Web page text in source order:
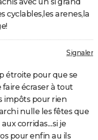
cyclables,les arenes,la
Signaler
étroite pour que se
faire écraser à tout
impôts pour rien
nulle les fêtes que
corridas....si je
pour enfin au ils